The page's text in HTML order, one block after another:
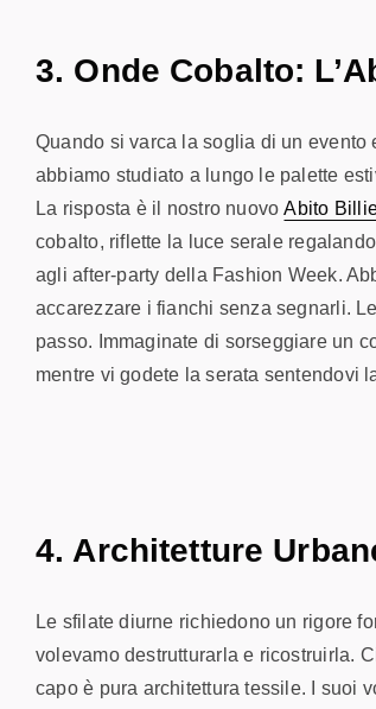
3. Onde Cobalto:
Quando si varca la soglia di un
abbiamo studiato a lungo le palette
La risposta è il nostro nuovoAbito
cobalto, riflette la luce serale
agli after-party della Fashion Week.
accarezzare i fianchi senza segnarli. Le
passo. Immaginate di sorseggiare un
mentre vi godete la serata sentendovi
4. Architetture
Le sfilate diurne richiedono un rigore
volevamo destrutturarla e ricostruirla.
capo è pura architettura tessile. I suoi